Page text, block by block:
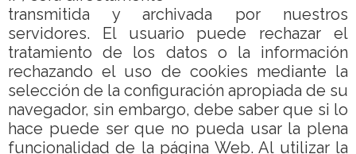
transmitida y archivada por nuestros
servidores. El usuario puede rechazar el
tratamiento de los datos o la información
rechazando el uso de cookies mediante la
selección de la configuración apropiada de su
navegador, sin embargo, debe saber que si lo
hace puede ser que no pueda usar la plena
funcionalidad de la página Web. Al utilizar la